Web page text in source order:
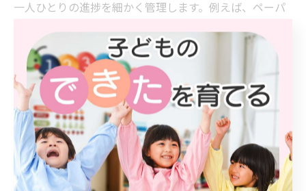
一人ひとりの進捗を細かく管理します。例えば、ペーパ
ー対策・面接練習・行動観察など、各領域ごとに到達目
標を設定し、段階的にステップアップできる仕組みを導
入しています。また、保護者との定期的な面談を通じ
て、家庭での接し方や子どもの変化についてもフィード
バックが得られます。
こうした個別カリキュラムの活用により、子どもが迷わ
ず学習に取り組める環境が整い、受験本番でも自信を持
って実力を発揮できるようになります。学習の進め方や